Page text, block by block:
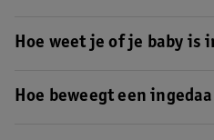
dit helaas niets over wanneer je
meer over het indalen van je baby.
Hoe weet je of je baby is
gaat heel langzaam, dus je voelt
Hoe beweegt een